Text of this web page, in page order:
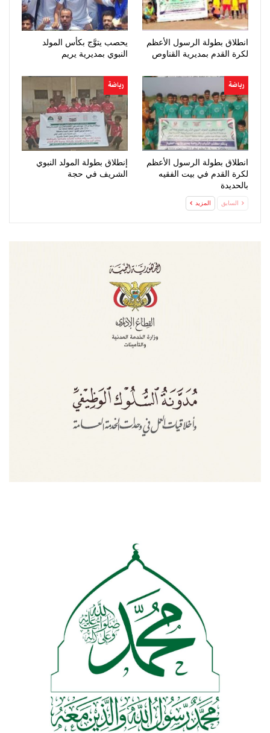
انطلاق بطولة الرسول الأعظم
لكرة القدم بمديرية القناوص
يحصب يتوَّج بكأس المولد
النبوي بمديرية يريم
رياضة
انطلاق بطولة الرسول الأعظم
لكرة القدم في بيت الفقيه
بالحديدة
رياضة
إنطلاق بطولة المولد النبوي
الشريف في حجة
السابق المزيد